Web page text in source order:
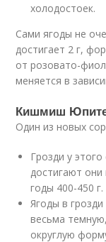
холодостоек.
Сами ягоды не
достигает 2 г,
от розовато-
меняется в
Кишмиш
Один из новых
Грозди у
достигают
годы 400-450 г.
Ягоды в
весьма
округлую